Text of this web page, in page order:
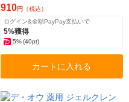
910円 （税込）
ログイン&全額PayPay支払いで
5%獲得
5% (40pt)
カートに入れる